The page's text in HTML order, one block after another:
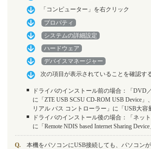
「コンピューター」を右クリック
プロパティ
システムの詳細設定
ハードウェア
デバイスマネージャー
次の項目が表示されていることを確認す
ドライバのインストール前の場合：「DVD
に「ZTE USB SCSU CD-ROM USB Device
リアル バス コントローラー」に「USB大容
ドライバのインストール後の場合：「ネッ
に「Remote NDIS based Internet Sharing Device
Q.
本機をパソコンにUSB接続しても、パソコン